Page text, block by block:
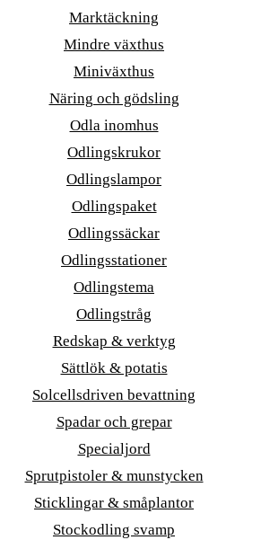
Marktäckning
Mindre växthus
Miniväxthus
Näring och gödsling
Odla inomhus
Odlingskrukor
Odlingslampor
Odlingspaket
Odlingssäckar
Odlingsstationer
Odlingstema
Odlingstråg
Redskap & verktyg
Sättlök & potatis
Solcellsdriven bevattning
Spadar och grepar
Specialjord
Sprutpistoler & munstycken
Sticklingar & småplantor
Stockodling svamp